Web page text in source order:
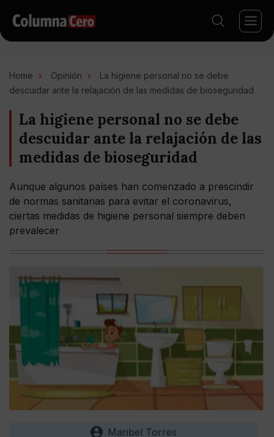
Home Opinión
La higiene personal no se debe
descuidar ante la relajación de las medidas de bioseguridad
La higiene personal no se debe
descuidar ante la relajación de las
medidas de bioseguridad
Aunque algunos países han comenzado a prescindir
de normas sanitarias para evitar el coronavirus,
ciertas medidas de higiene personal siempre deben
prevalecer
Maribel Torres